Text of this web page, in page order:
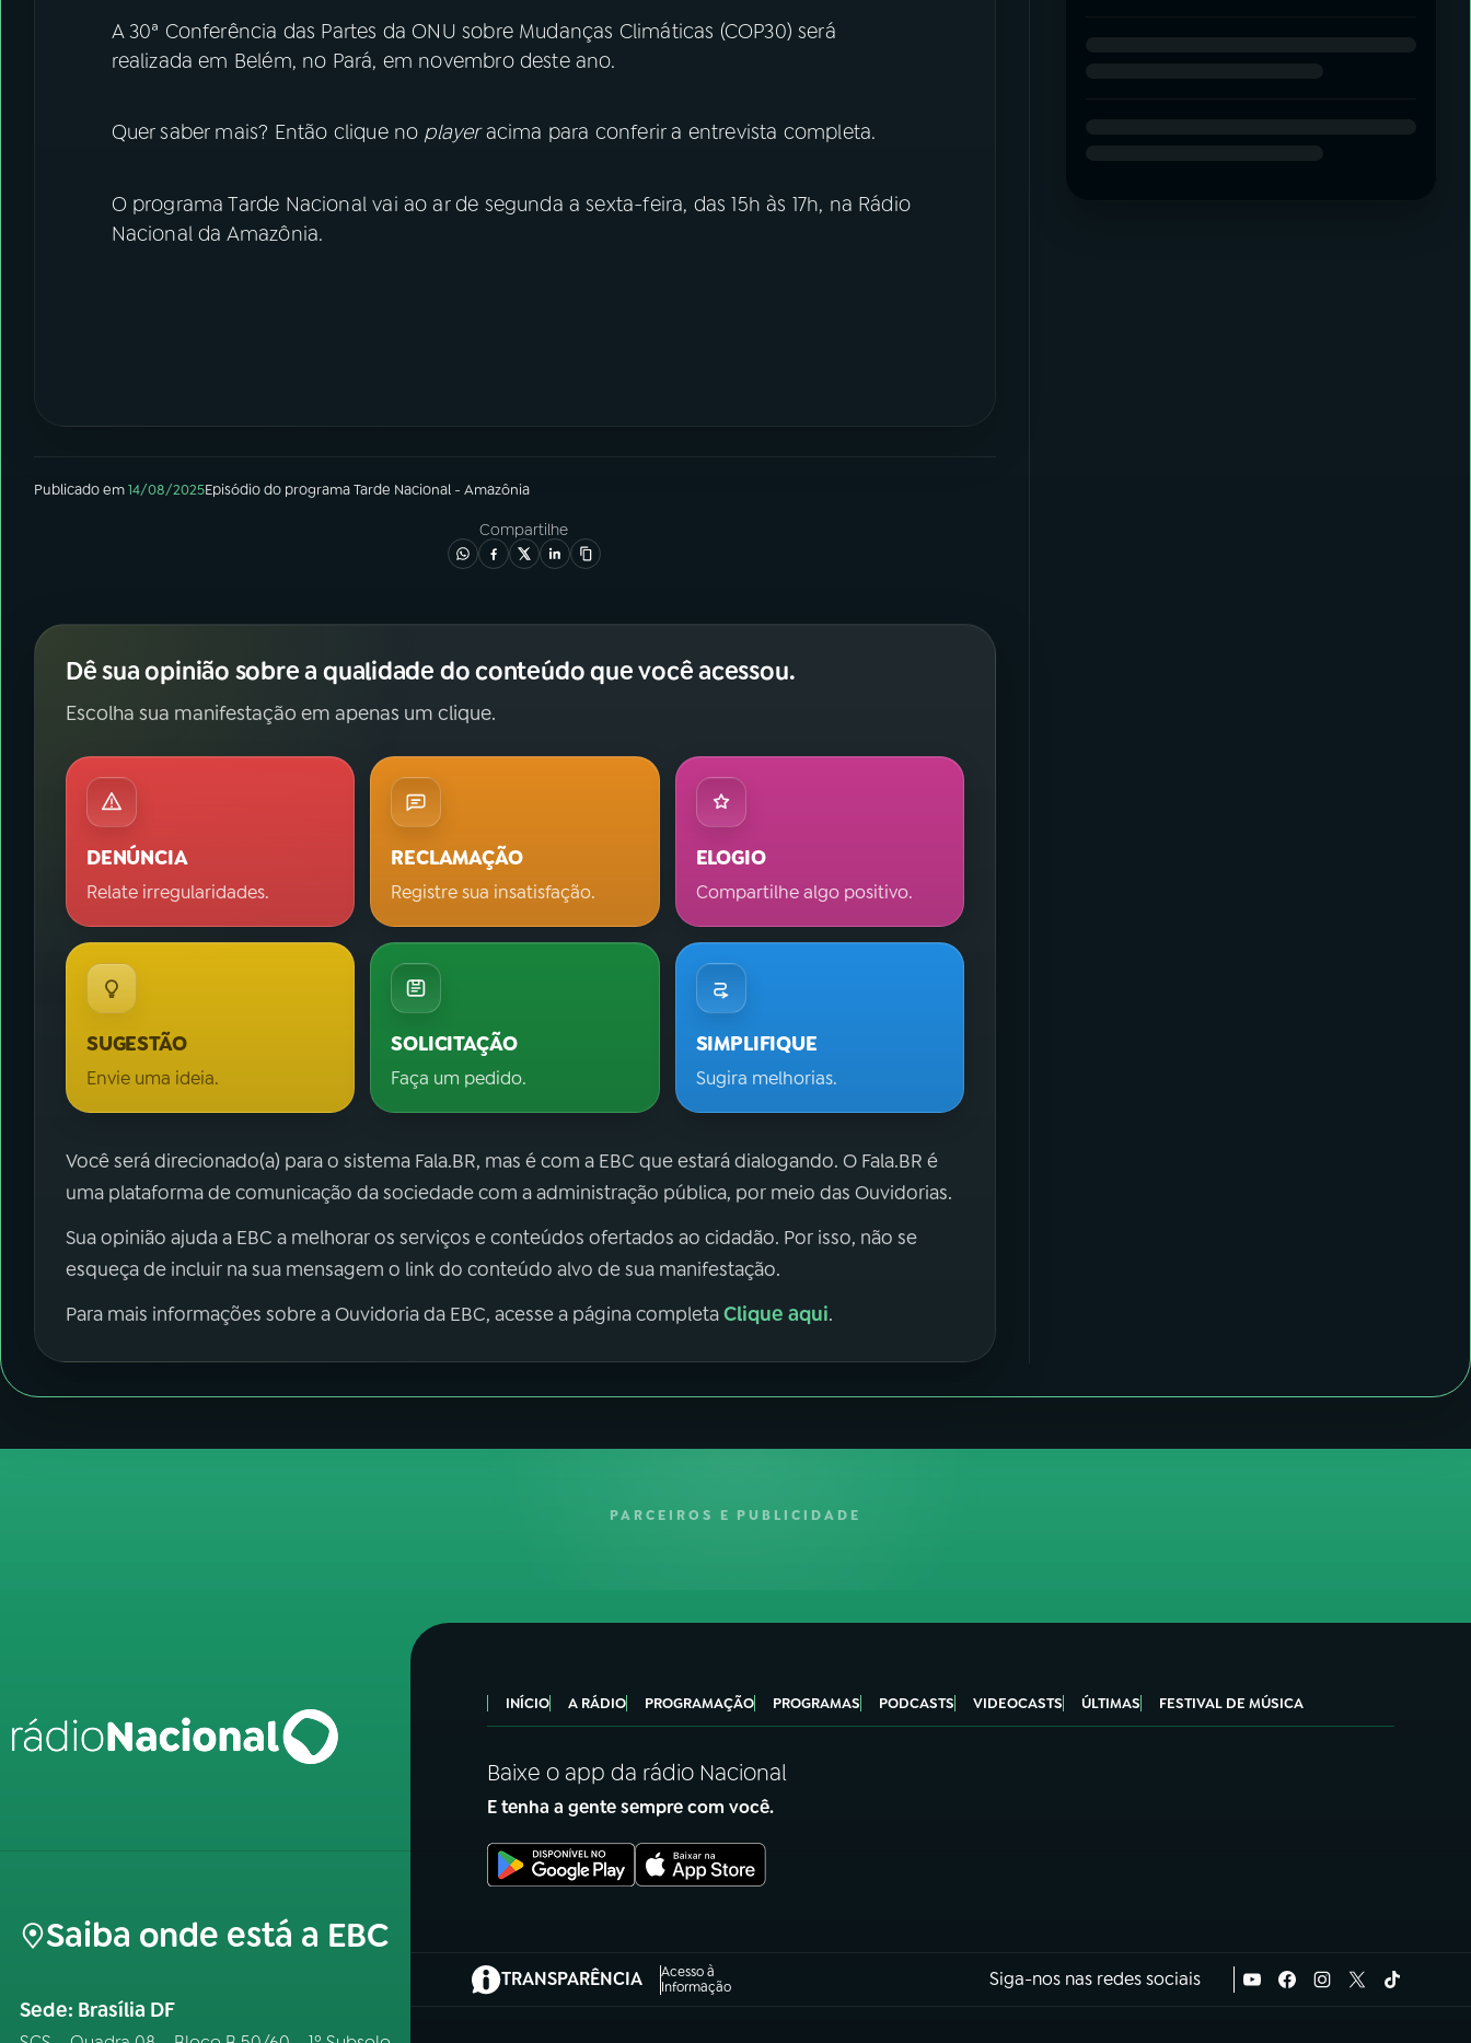
A 30ª Conferência das Partes da ONU sobre Mudanças Climáticas (COP30) será
realizada em Belém, no Pará, em novembro deste ano.
Quer saber mais? Então clique no playeracima para conferir a entrevista completa.
O programa Tarde Nacional vai ao ar de segunda a sexta-feira, das 15h às 17h, na Rádio
Nacional da Amazônia.
Publicado em14/08/2025Episódiodo programaTarde Nacional - Amazônia
Compartilhe
Dê sua opinião sobre a qualidade do conteúdo que você acessou.
Escolha sua manifestação em apenas um clique.
DENÚNCIA
Relate irregularidades.
RECLAMAÇÃO
Registre sua insatisfação.
ELOGIO
Compartilhe algo positivo.
SUGESTÃO
Envie uma ideia.
SOLICITAÇÃO
Faça um pedido.
SIMPLIFIQUE
Sugira melhorias.
Você será direcionado(a) para o sistema Fala.BR, mas é com a EBC que estará dialogando. O Fala.BR é
uma plataforma de comunicação da sociedade com a administração pública, por meio das Ouvidorias.
Sua opinião ajuda a EBC a melhorar os serviços e conteúdos ofertados ao cidadão. Por isso, não se
esqueça de incluir na sua mensagem o link do conteúdo alvo de sua manifestação.
Para mais informações sobre a Ouvidoria da EBC, acesse a página completaClique aqui.
PARCEIROS E PUBLICIDADE
Saiba onde está a EBC
Sede: Brasília DF
INÍCIO A RÁDIO PROGRAMAÇÃO PROGRAMAS PODCASTS VIDEOCASTS ÚLTIMAS FESTIVAL DE MÚSICA
Baixe o app da rádio Nacional
E tenha a gente sempre com você.
TRANSPARÊNCIA
Acesso à
Informação
(abre em nova aba) Siga-nos nas redes sociais